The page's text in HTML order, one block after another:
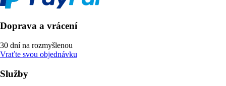
Doprava a vrácení
30 dní na rozmyšlenou
Vraťte svou objednávku
Služby